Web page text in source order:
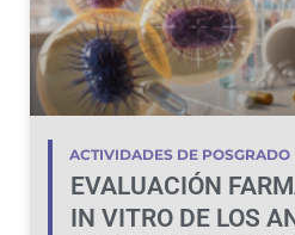
ACTIVIDADES DE POSGRADO
EVALUACIÓN
IN VITRO DE LOS